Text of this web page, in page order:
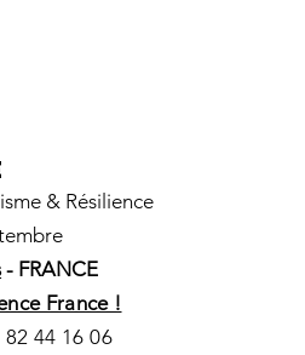
& Résilience
- FRANCE
France !
82 44 16 06